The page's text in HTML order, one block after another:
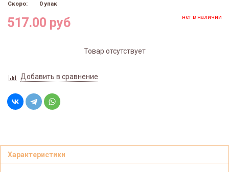
Скоро:
0 упак
517.00 руб нет в наличии
Товар отсутствует
Добавить в сравнение
Характеристики